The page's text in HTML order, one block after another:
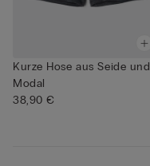
Kurze Hose aus Seide und
Modal
38,90 €